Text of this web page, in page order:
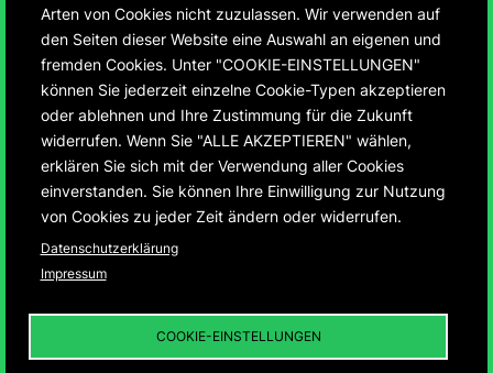
75 Jahre Montbéliard
und Ludwigsburg
Entwicklung der ersten deutsch-französischen
Städtepartnerschaft von 1950 – 2025
DIE „INFRASTRUKTUR
Arten von Cookies nicht zuzulassen. Wir verwenden auf
den Seiten dieser Website eine Auswahl an eigenen und
fremden Cookies. Unter "COOKIE-EINSTELLUNGEN"
können Sie jederzeit einzelne Cookie-Typen akzeptieren
oder ablehnen und Ihre Zustimmung für die Zukunft
widerrufen. Wenn Sie "ALLE AKZEPTIEREN" wählen,
erklären Sie sich mit der Verwendung aller Cookies
einverstanden. Sie können Ihre Einwilligung zur Nutzung
von Cookies zu jeder Zeit ändern oder widerrufen.
Datenschutzerklärung
Impressum
COOKIE-EINSTELLUNGEN